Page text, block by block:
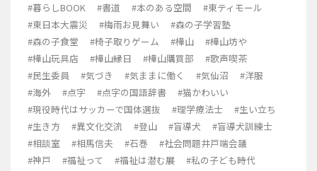
#暮らしBOOK
#書道 #本のある空間
#東ティモール
#東日本大震災
#梅雨お見舞い
#森の子学習塾
#森の子食堂
#椅子取りゲーム #樺山
#樺山坊や
#樺山玩具店
#樺山縁日 #樺山購買部
#歌声喫茶
#民生委員
#気づき #気ままに働く #気仙沼
#洋服
#海外
#点字 #点字の国語辞書
#猫かわいい
#現役時代はサッカーで国体選抜
#理学療法士
#生い立ち
#生き方
#異文化交流 #登山 #盲導犬
#盲導犬訓練士
#相談室
#相馬信夫 #石巻
#社会問題井戸端会議
#神戸
#福祉って #福祉は潜む展
#私の子ども時代